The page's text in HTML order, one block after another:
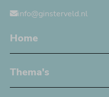
info@ginsterveld.nl
Home
Thema's